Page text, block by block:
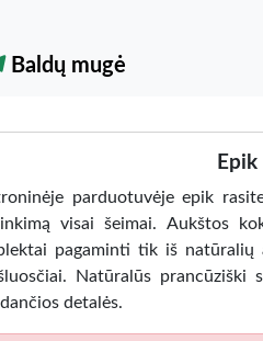
Baldų mugė
parduotuvėje epik
visai šeimai. Aukštos
pagaminti tik iš natūralių
Natūralūs
detalės.